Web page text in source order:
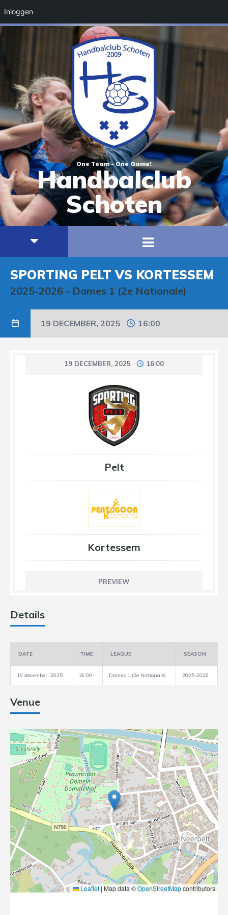
One Team - One Game!
Handbalclub
Schoten
SPORTING PELT VS KORTESSEM
2025-2026 - Dames 1 (2e Nationale)
19 DECEMBER, 2025 16:00
19 DECEMBER, 2025 16:00
Pelt
Kortessem
PREVIEW
Details
DATE TIME LEAGUE SEASON
19 december, 2025 16:00 Dames 1 (2e Nationale) 2025-2026
Venue
Leaflet | Map data ©OpenStreetMapcontributors
Inloggen